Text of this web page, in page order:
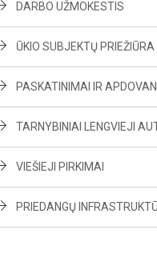
DARBO UŽMOKESTIS
ŪKIO SUBJEKTŲ PRIEŽIŪRA
PASKATINIMAI IR
TARNYBINIAI LENGVIEJI
VIEŠIEJI PIRKIMAI
PRIEDANGŲ